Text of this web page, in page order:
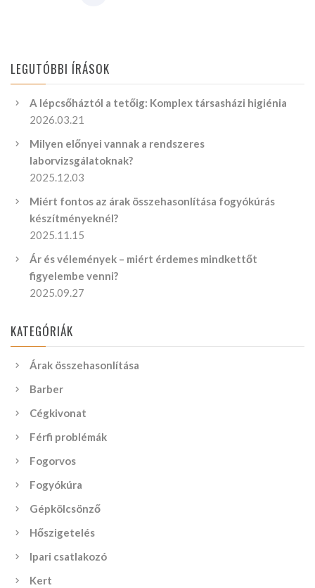
LEGUTÓBBI ÍRÁSOK
A lépcsőháztól a tetőig: Komplex társasházi higiénia
2026.03.21
Milyen előnyei vannak a rendszeres
laborvizsgálatoknak?
2025.12.03
Miért fontos az árak összehasonlítása fogyókúrás
készítményeknél?
2025.11.15
Ár és vélemények – miért érdemes mindkettőt
figyelembe venni?
2025.09.27
KATEGÓRIÁK
Árak összehasonlítása
Barber
Cégkivonat
Férfi problémák
Fogorvos
Fogyókúra
Gépkölcsönző
Hőszigetelés
Ipari csatlakozó
Kert